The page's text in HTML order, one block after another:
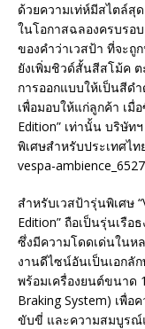
ด้วยความเท่ห์มีสไตล์สุ
ในโอกาสฉลองครบรอ
ของคำว่าเวสป้า ที่จะ
ยังเพิ่มชิวด์สั้นสีสโม้ค
การออกแบบให้เป็นสีด
เพื่อมอบให้แก่ลูกค้า เมื่
Edition” เท่านั้น บริษัท
พิเศษสำหรับประเทศไ
vespa-ambience_6527
สำหรับเวสป้ารุ่นพิเศษ
Edition” ถือเป็นรุ่นเรื
ซึ่งมีความโดดเด่นในห
งานดีไซน์อันเป็นเอกลั
พร้อมเครื่องยนต์ขนาด
Braking System) เพื่
ขับขี่ และความสมบูรณ์